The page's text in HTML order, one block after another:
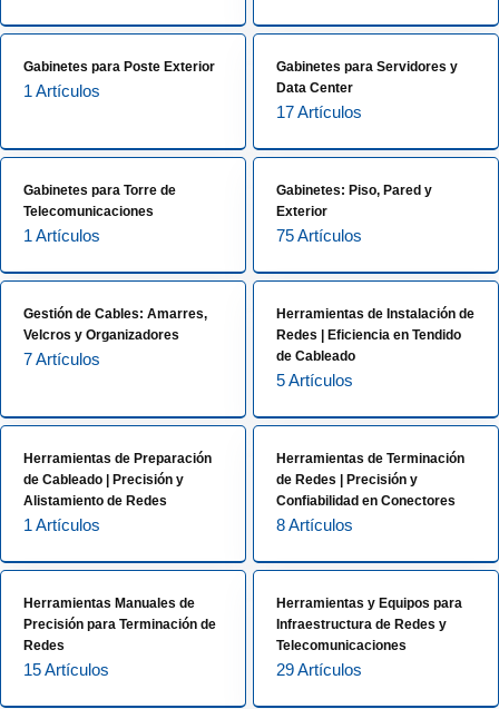
Gabinetes para Poste Exterior
1 Artículos
Gabinetes para Servidores y
Data Center
17 Artículos
Gabinetes para Torre de
Telecomunicaciones
1 Artículos
Gabinetes: Piso, Pared y
Exterior
75 Artículos
Gestión de Cables: Amarres,
Velcros y Organizadores
7 Artículos
Herramientas de Instalación de
Redes | Eficiencia en Tendido
de Cableado
5 Artículos
Herramientas de Preparación
de Cableado | Precisión y
Alistamiento de Redes
1 Artículos
Herramientas de Terminación
de Redes | Precisión y
Confiabilidad en Conectores
8 Artículos
Herramientas Manuales de
Precisión para Terminación de
Redes
15 Artículos
Herramientas y Equipos para
Infraestructura de Redes y
Telecomunicaciones
29 Artículos